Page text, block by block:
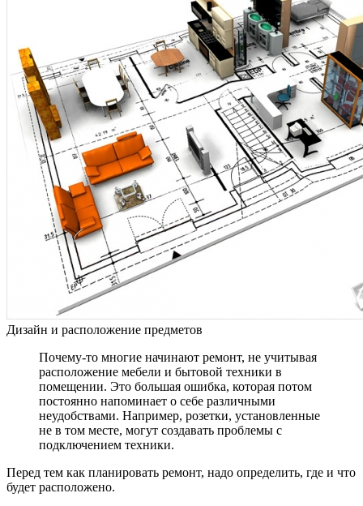
Дизайн и расположение предметов
Почему-то многие начинают ремонт, не учитывая
расположение мебели и бытовой техники в
помещении. Это большая ошибка, которая потом
постоянно напоминает о себе различными
неудобствами. Например, розетки, установленные
не в том месте, могут создавать проблемы с
подключением техники.
Перед тем как планировать ремонт, надо определить, где и что
будет расположено.